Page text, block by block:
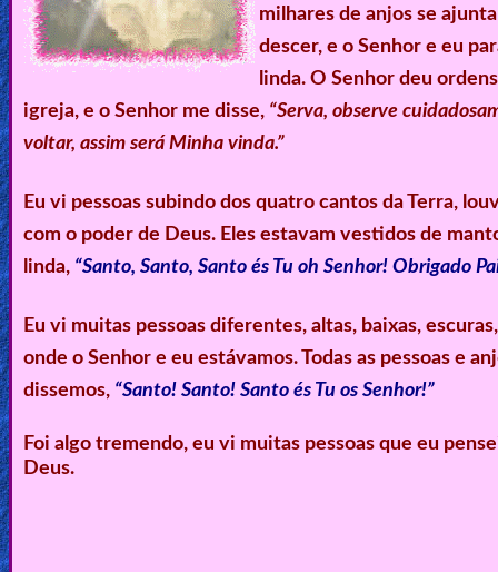
milhares de anjos se
descer, e o Senhor e eu
linda. O Senhor deu
igreja, e o Senhor me disse, “Serva, observe
voltar, assim será Minha vinda.”
Eu vi pessoas subindo dos quatro cantos da Terra,
com o poder de Deus. Eles estavam vestidos de
linda, “Santo, Santo, Santo és Tu oh Senhor! Obrigado
Eu vi muitas pessoas diferentes, altas, baixas,
onde o Senhor e eu estávamos. Todas as pessoas e
dissemos, “Santo! Santo! Santo és Tu os Senhor!”
Foi algo tremendo, eu vi muitas pessoas que eu
Deus.